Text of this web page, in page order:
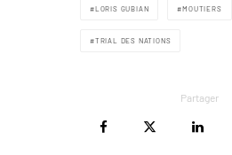
LORIS GUBIAN MOUTIERS
TRIAL DES NATIONS
Partager